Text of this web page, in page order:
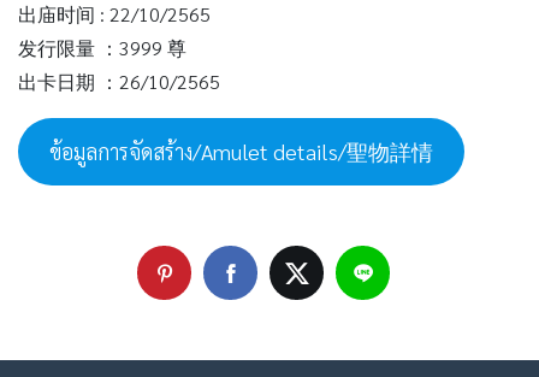
出庙时间 : 22/10/2565
发行限量 ：3999 尊
出卡日期 ：26/10/2565
ข้อมูลการจัดสร้าง/Amulet details/聖物詳情